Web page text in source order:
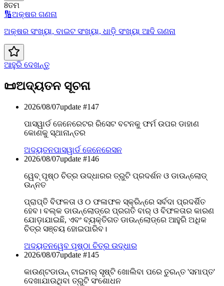
8ତମ
🔢ଅକ୍ଷର ଗଣନା
ଅକ୍ଷର ସଂଖ୍ୟା, ବାଇଟ ସଂଖ୍ୟା, ଧାଡ଼ି ସଂଖ୍ୟା ଆଦି ଗଣନା
ଆହୁରି ଦେଖନ୍ତୁ
📜ଅଦ୍ୟତନ ସୂଚନା
2026/08/07update #147
ପାସୱାର୍ଡ ଜେନେରେଟର ରିସେଟ ବଟନକୁ ଫର୍ମ ଉପର ଡାହାଣ
କୋଣକୁ ସ୍ଥାନାନ୍ତର
ଅଦ୍ୟତନପାସୱାର୍ଡ ଜେନେରେସନ
2026/08/07update #146
ୱେବ୍ ପୃଷ୍ଠ ଚିତ୍ର ଉଦ୍ଧାରର ତ୍ରୁଟି ପ୍ରଦର୍ଶନ ଓ ଡାଉନ୍‌ଲୋଡ୍
ଉନ୍ନତ
ପ୍ରାପ୍ତି ବିଫଳତା ଓ ୦ ଫଳାଫଳ ସ୍କ୍ରିନ୍‌ରେ ସର୍ବଦା ପ୍ରଦର୍ଶିତ
ହେବ। ବଲ୍କ ଡାଉନ୍‌ଲୋଡ୍‌ରେ ପ୍ରଗତି ବାର୍ ଓ ବିଫଳତାର କାରଣ
ଯୋଡ଼ାଯାଇଛି, ଏବଂ ବ୍ୟକ୍ତିଗତ ଡାଉନ୍‌ଲୋଡ୍‌ରେ ଆହୁରି ଅଧିକ
ଚିତ୍ର ସଞ୍ଚୟ ହୋଇପାରିବ।
ଅଦ୍ୟତନୱେବ ପୃଷ୍ଠା ଚିତ୍ର ଉଦ୍ଧାର
2026/08/07update #145
କାଉଣ୍ଟଡାଉନ୍ ଟାଇମର୍ ସୃଷ୍ଟି ଖୋଲିବା ପରେ ତୁରନ୍ତ 'ସମାପ୍ତ'
ଦେଖାଯାଉଥିବା ତ୍ରୁଟି ସଂଶୋଧନ